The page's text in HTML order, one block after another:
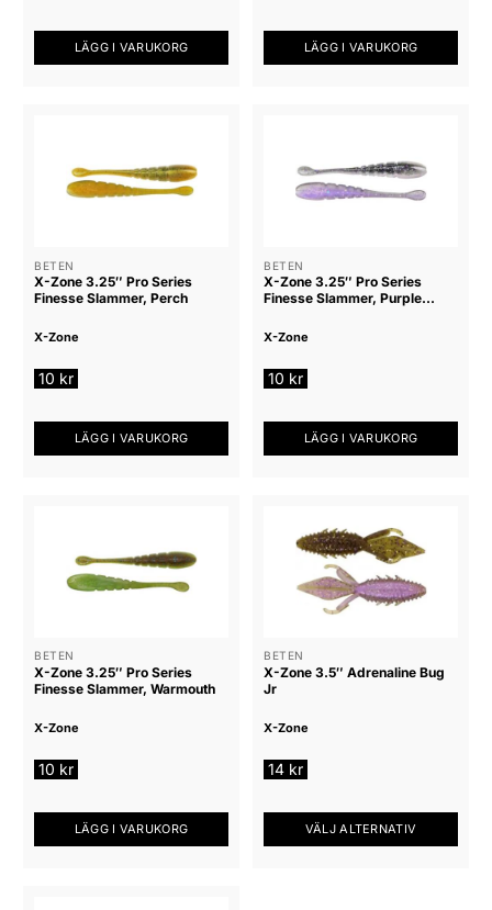
LÄGG I VARUKORG LÄGG I VARUKORG
BETEN
X-Zone 3.25″ Pro Series
Finesse Slammer, Perch
X-Zone
10 kr
LÄGG I VARUKORG
BETEN
X-Zone 3.25″ Pro Series
Finesse Slammer, Purple
X-Zone
10 kr
LÄGG I VARUKORG
BETEN
X-Zone 3.25″ Pro Series
Finesse Slammer, Warmouth
X-Zone
10 kr
LÄGG I VARUKORG
BETEN
X-Zone 3.5″ Adrenaline Bug
Jr
X-Zone
14 kr
VÄLJ ALTERNATIV